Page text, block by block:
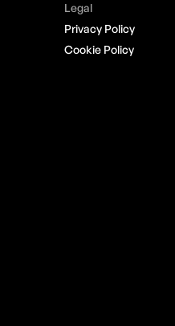
Legal
Privacy Policy
Cookie Policy